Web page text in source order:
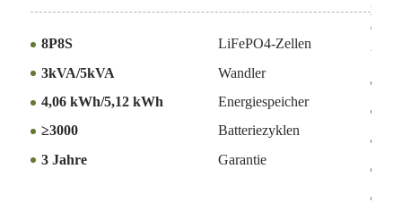
8P8S
LiFePO4-Zellen
3kVA/5kVA
Wandler
4,06 kWh/5,12 kWh
Energiespeicher
≥3000
Batteriezyklen
3 Jahre
Garantie